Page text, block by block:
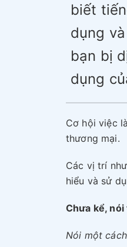
biết
dụng
bạn bị
dụng
Cơ hội việc
thương mại.
Các vị trí
hiểu và sử
Chưa kể,
Nói một